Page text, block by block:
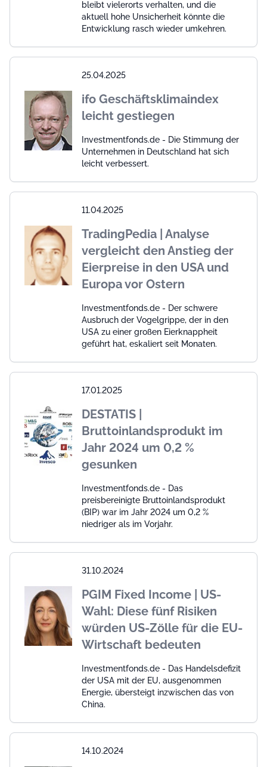
bleibt vielerorts verhalten, und die
aktuell hohe Unsicherheit könnte die
Entwicklung rasch wieder umkehren.
25.04.2025
ifo Geschäftsklimaindex
leicht gestiegen
Investmentfonds.de - Die Stimmung der
Unternehmen in Deutschland hat sich
leicht verbessert.
11.04.2025
TradingPedia | Analyse
vergleicht den Anstieg der
Eierpreise in den USA und
Europa vor Ostern
Investmentfonds.de - Der schwere
Ausbruch der Vogelgrippe, der in den
USA zu einer großen Eierknappheit
geführt hat, eskaliert seit Monaten.
17.01.2025
DESTATIS |
Bruttoinlandsprodukt im
Jahr 2024 um 0,2 %
gesunken
Investmentfonds.de - Das
preisbereinigte Bruttoinlandsprodukt
(BIP) war im Jahr 2024 um 0,2 %
niedriger als im Vorjahr.
31.10.2024
PGIM Fixed Income | US-
Wahl: Diese fünf Risiken
würden US-Zölle für die EU-
Wirtschaft bedeuten
Investmentfonds.de - Das Handelsdefizit
der USA mit der EU, ausgenommen
Energie, übersteigt inzwischen das von
China.
14.10.2024